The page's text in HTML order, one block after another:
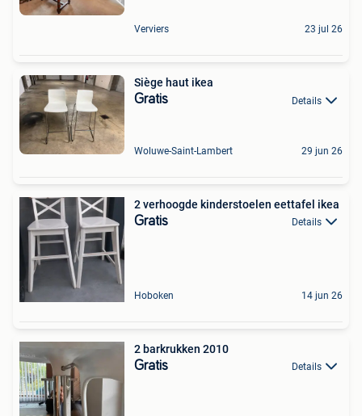
Verviers 23 jul 26
Siège haut ikea
Gratis Details
Woluwe-Saint-Lambert 29 jun 26
2 verhoogde kinderstoelen eettafel ikea
Gratis Details
Hoboken 14 jun 26
2 barkrukken 2010
Gratis Details